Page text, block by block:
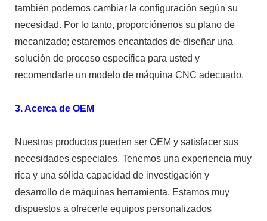
también podemos cambiar la configuración según su
necesidad. Por lo tanto, proporciónenos su plano de
mecanizado; estaremos encantados de diseñar una
solución de proceso específica para usted y
recomendarle un modelo de máquina CNC adecuado.
3. Acerca de OEM
Nuestros productos pueden ser OEM y satisfacer sus
necesidades especiales. Tenemos una experiencia muy
rica y una sólida capacidad de investigación y
desarrollo de máquinas herramienta. Estamos muy
dispuestos a ofrecerle equipos personalizados